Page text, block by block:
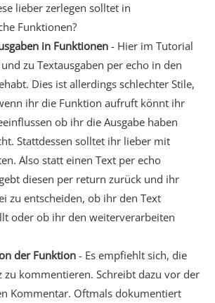
lieber zerlegen solltet in
Funktionen?
in Funktionen - Hier im Tutorial
zu Textausgaben per echo in den
Dies ist allerdings schlechter Stile,
ihr die Funktion aufruft könnt ihr
ob ihr die Ausgabe haben
Stattdessen solltet ihr lieber mit
Also statt einen Text per echo
diesen per return zurück und ihr
zu entscheiden, ob ihr den Text
oder ob ihr den weiterverarbeiten
der Funktion- Es empfiehlt sich, die
zu kommentieren. Schreibt dazu vor der
Kommentar. Oftmals dokumentiert